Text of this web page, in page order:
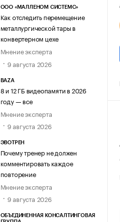
ООО «МАЛЛЕНОМ СИСТЕМС»
Как отследить перемещение
металлургической тары в
конвертерном цехе
Мнение эксперта
9 августа 2026
BAZA
8 и 12 ГБ видеопамяти в 2026
году — все
Мнение эксперта
9 августа 2026
ЭВОТРЕН
Почему тренер не должен
комментировать каждое
повторение
Мнение эксперта
9 августа 2026
ОБЪЕДИНЕННАЯ КОНСАЛТИНГОВАЯ